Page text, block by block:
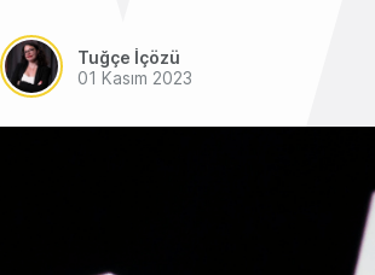
Tuğçe İçözü
01 Kasım 2023